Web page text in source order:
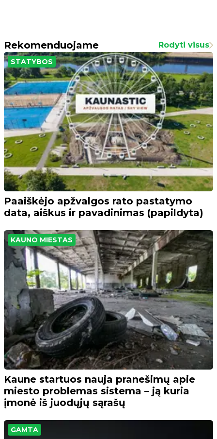
Rekomenduojame Rodyti visus
STATYBOS
Paaiškėjo apžvalgos rato pastatymo
data, aiškus ir pavadinimas (papildyta)
KAUNO MIESTAS
Kaune startuos nauja pranešimų apie
miesto problemas sistema – ją kuria
įmonė iš juodųjų sąrašų
GAMTA